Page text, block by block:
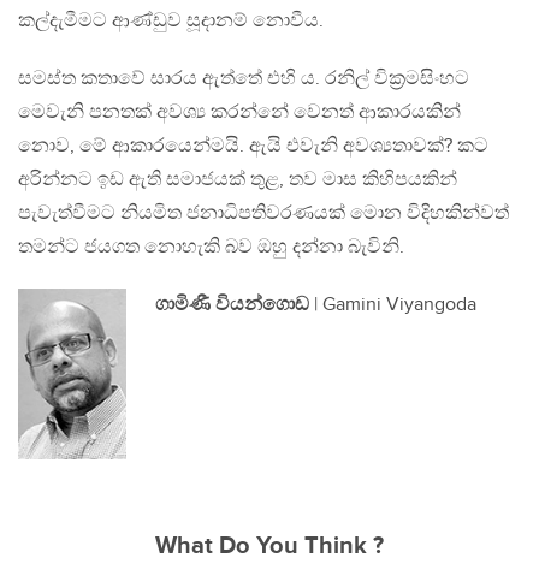
කල්දැමීමට ආණ්ඩුව සූදානම් නොවීය.
සමස්ත කතාවේ සාරය ඇත්තේ එහි ය. රනිල් වික්‍රමසිංහට
මෙවැනි පනතක් අවශ්‍ය කරන්නේ වෙනත් ආකාරයකින්
නොව, මේ ආකාරයෙන්මයි. ඇයි එවැනි අවශ්‍යතාවක්? කට
අරින්නට ඉඩ ඇති සමාජයක් තුළ, තව මාස කිහිපයකින්
පැවැත්වීමට නියමිත ජනාධිපතිවරණයක් මොන විදිහකින්වත්
තමන්ට ජයගත නොහැකි බව ඔහු දන්නා බැවිනි.
ගාමිණී වියන්ගොඩ | Gamini Viyangoda
What Do You Think ?